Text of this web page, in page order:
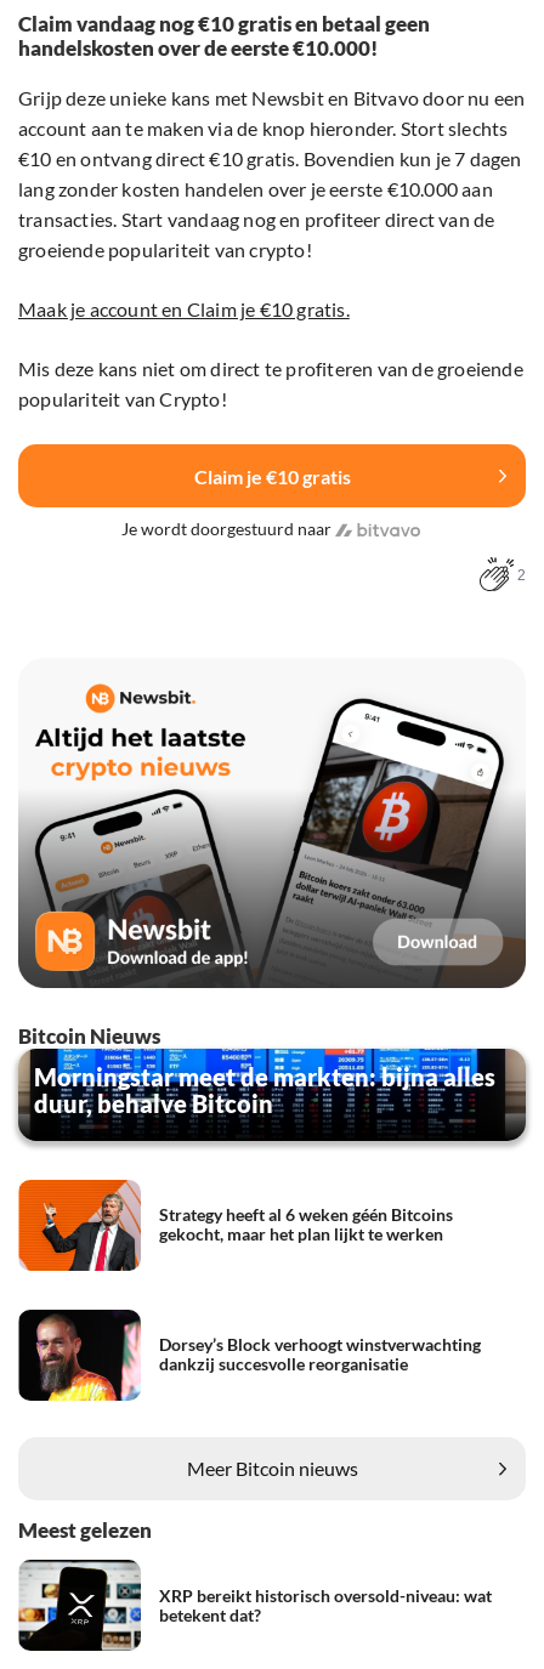
Claim vandaag nog €10 gratis en betaal geen
handelskosten over de eerste €10.000!
Grijp deze unieke kans met Newsbit en Bitvavo door nu een
account aan te maken via de knop hieronder. Stort slechts
€10 en ontvang direct €10 gratis. Bovendien kun je 7 dagen
lang zonder kosten handelen over je eerste €10.000 aan
transacties. Start vandaag nog en profiteer direct van de
groeiende populariteit van crypto!
Maak je account en Claim je €10 gratis.
Mis deze kans niet om direct te profiteren van de groeiende
populariteit van Crypto!
Claim je €10 gratis
Je wordt doorgestuurd naar
2
Bitcoin Nieuws
Morningstar meet de markten: bijna alles
duur, behalve Bitcoin
Strategy heeft al 6 weken géén Bitcoins
gekocht, maar het plan lijkt te werken
Dorsey’s Block verhoogt winstverwachting
dankzij succesvolle reorganisatie
Meer Bitcoin nieuws
Meest gelezen
XRP bereikt historisch oversold-niveau: wat
betekent dat?